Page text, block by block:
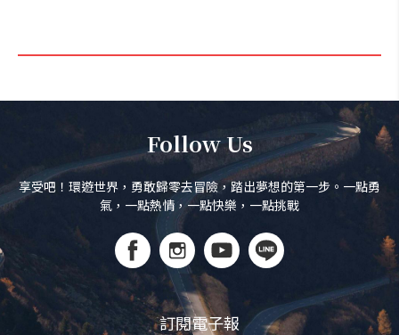
Follow Us
享受吧！環遊世界，勇敢歸零去冒險，踏出夢想的第一步。一點勇
氣，一點熱情，一點快樂，一點挑戰
訂閱電子報